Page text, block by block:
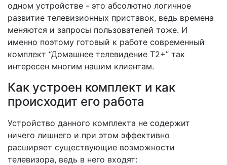
одном устройстве - это абсолютно логичное
развитие телевизионных приставок, ведь времена
меняются и запросы пользователей тоже. И
именно поэтому готовый к работе современный
комплект “Домашнее телевидение Т2+” так
интересен многим нашим клиентам.
Как устроен комплект и как
происходит его работа
Устройство данного комплекта не содержит
ничего лишнего и при этом эффективно
расширяет существующие возможности
телевизора, ведь в него входят: